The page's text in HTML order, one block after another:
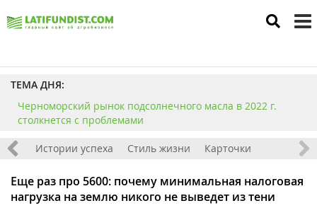
ТЕМА ДНЯ:
Черноморский рынок подсолнечного масла в 2022 г.
столкнется с проблемами
Истории успеха Стиль жизни Карточки
Еще раз про 5600: почему минимальная налоговая
нагрузка на землю никого не выведет из тени